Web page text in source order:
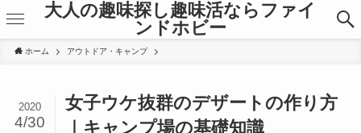
大人の趣味探し趣味活ならファイ
ンドホビー
ホーム アウトドア・キャンプ
女子ウケ抜群のデザートの作り方
｜キャンプ場の基礎知識
2020
4/30